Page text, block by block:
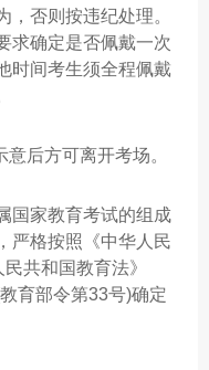
否则按违纪处理。
求确定是否佩戴一次
时间考生须全程佩戴
后方可离开考场。
家教育考试的组成
严格按照《中华人民
共和国教育法》
育部令第33号)确定